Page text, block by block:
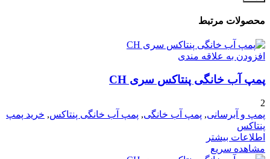
محصولات مرتبط
افزودن به علاقه مندی
پمپ آب خانگی پنتاکس سری CH
2
پمپ و آبرسانی, پمپ آب خانگی, پمپ آب خانگی پنتاکس, خرید پمپ
پنتاکس
اطلاعات بیشتر
مشاهده سریع